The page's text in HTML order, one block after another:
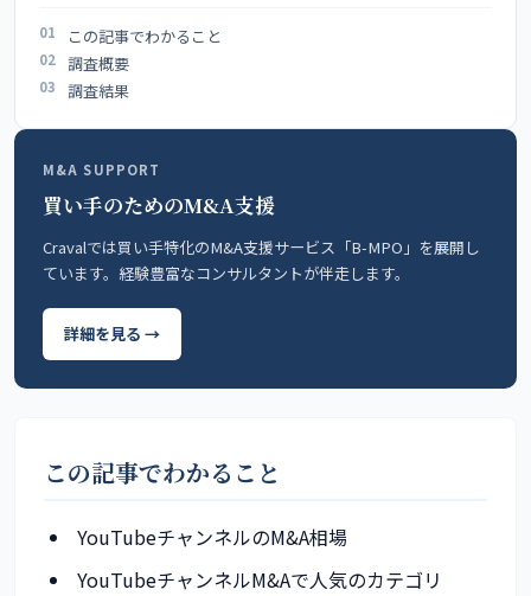
この記事でわかること
YouTubeチャンネルのM&A相場
YouTubeチャンネルM&Aで人気のカテゴリ
この記事でわかること
調査概要
調査結果
M&A SUPPORT
買い手のためのM&A支援
Cravalでは買い手特化のM&A支援サービス「B-MPO」を展開し
ています。経験豊富なコンサルタントが伴走します。
詳細を見る →